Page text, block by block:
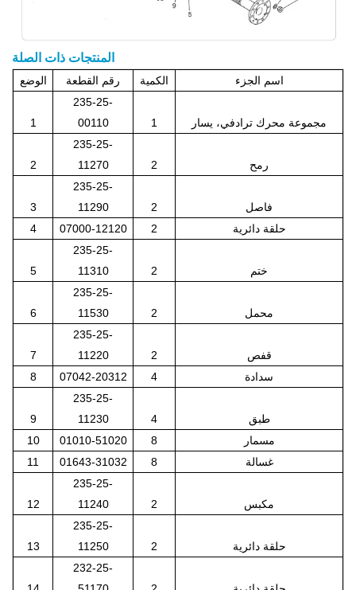
المنتجات ذات الصلة
الوضع رقم القطعة الكمية اسم الجزء
1
235-25-
00110
1 مجموعة محرك ترادفي، يسار
2
235-25-
11270
2 رمح
3
235-25-
11290
2
فاصل
4
07000-12120 2 حلقة دائرية
5
235-25-
11310
2 ختم
6
235-25-
11530
2 محمل
7
235-25-
11220
2
قفص
8
07042-20312 4 سدادة
9
235-25-
11230
4
طبق
10
01010-51020 8
مسمار
11
01643-31032 8 غسالة
12
235-25-
11240
2 مكبس
13
235-25-
11250
2 حلقة دائرية
232-25-